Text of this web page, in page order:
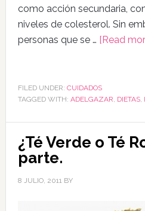
como acción secundaria,
niveles de colesterol. Sin
personas que se … [Read
FILED UNDER: CUIDADOS
TAGGED WITH: ADELGAZAR, DIETAS,
¿Té Verde o Té
parte.
8 JULIO, 2011BY